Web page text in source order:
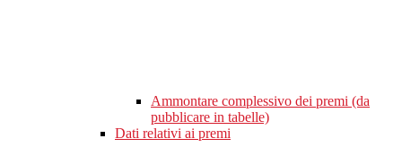
Ammontare complessivo dei premi (da
pubblicare in tabelle)
Dati relativi ai premi